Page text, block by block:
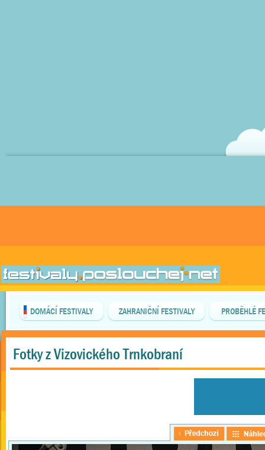
DOMÁCÍ FESTIVALY ZAHRANIČNÍ FESTIVALY PROBĚHLÉ
Fotky z Vizovického Trnkobraní